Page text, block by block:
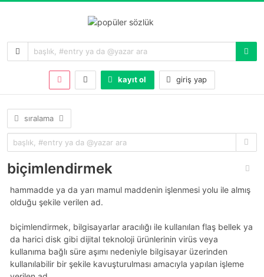
kayıt ol giriş yap
sıralama
biçimlendirmek
hammadde ya da yarı mamul maddenin işlenmesi yolu ile almış
olduğu şekile verilen ad.
biçimlendirmek, bilgisayarlar aracılığı ile kullanılan flaş bellek ya
da harici disk gibi dijital teknoloji ürünlerinin virüs veya
kullanıma bağlı süre aşımı nedeniyle bilgisayar üzerinden
kullanılabilir bir şekile kavuşturulması amacıyla yapılan işleme